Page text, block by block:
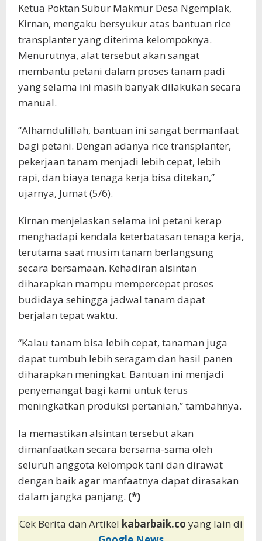
Ketua Poktan Subur Makmur Desa Ngemplak,
Kirnan, mengaku bersyukur atas bantuan rice
transplanter yang diterima kelompoknya.
Menurutnya, alat tersebut akan sangat
membantu petani dalam proses tanam padi
yang selama ini masih banyak dilakukan secara
manual.
“Alhamdulillah, bantuan ini sangat bermanfaat
bagi petani. Dengan adanya rice transplanter,
pekerjaan tanam menjadi lebih cepat, lebih
rapi, dan biaya tenaga kerja bisa ditekan,”
ujarnya, Jumat (5/6).
Kirnan menjelaskan selama ini petani kerap
menghadapi kendala keterbatasan tenaga kerja,
terutama saat musim tanam berlangsung
secara bersamaan. Kehadiran alsintan
diharapkan mampu mempercepat proses
budidaya sehingga jadwal tanam dapat
berjalan tepat waktu.
“Kalau tanam bisa lebih cepat, tanaman juga
dapat tumbuh lebih seragam dan hasil panen
diharapkan meningkat. Bantuan ini menjadi
penyemangat bagi kami untuk terus
meningkatkan produksi pertanian,” tambahnya.
Ia memastikan alsintan tersebut akan
dimanfaatkan secara bersama-sama oleh
seluruh anggota kelompok tani dan dirawat
dengan baik agar manfaatnya dapat dirasakan
dalam jangka panjang. (*)
Cek Berita dan Artikel kabarbaik.co yang lain di